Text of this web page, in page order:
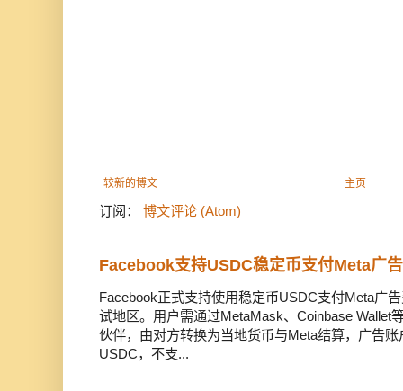
较新的博文 主页
订阅： 博文评论 (Atom)
Facebook支持USDC稳定币支付Meta广
Facebook正式支持使用稳定币USDC支付Meta广
试地区。用户需通过MetaMask、Coinbase Wallet
伙伴，由对方转换为当地货币与Meta结算，广告
USDC，不支...